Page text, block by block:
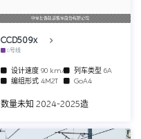
中车长春轨道客车股份有限公司
CCD509x
8号线
设计速度 90 km/h 列车类型 6A
编组形式 4M2T GoA4
数量未知 2024-2025造